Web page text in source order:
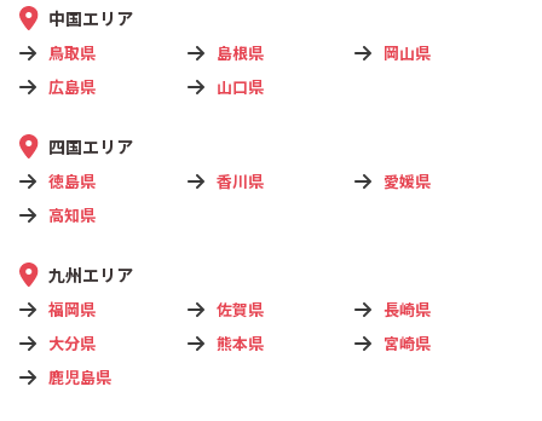
中国エリア
鳥取県 島根県
岡山県
広島県
山口県
四国エリア
徳島県 香川県
愛媛県
高知県
九州エリア
福岡県 佐賀県
長崎県
大分県
熊本県
宮崎県
鹿児島県